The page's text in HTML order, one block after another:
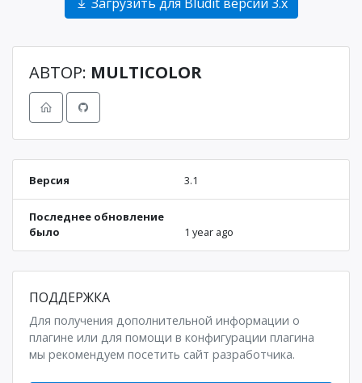
АВТОР: MULTICOLOR
Версия 3.1
Последнее обновление
было
1 year ago
ПОДДЕРЖКА
Для получения дополнительной информации о
плагине или для помощи в конфигурации плагина
мы рекомендуем посетить сайт разработчика.